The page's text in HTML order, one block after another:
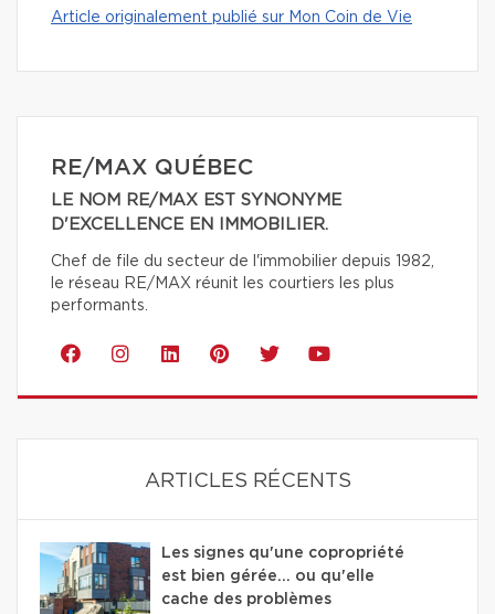
Article originalement publié sur Mon Coin de Vie
RE/MAX QUÉBEC
LE NOM RE/MAX EST SYNONYME
D'EXCELLENCE EN IMMOBILIER.
Chef de file du secteur de l'immobilier depuis 1982,
le réseau RE/MAX réunit les courtiers les plus
performants.
ARTICLES RÉCENTS
Les signes qu'une copropriété
est bien gérée… ou qu'elle
cache des problèmes